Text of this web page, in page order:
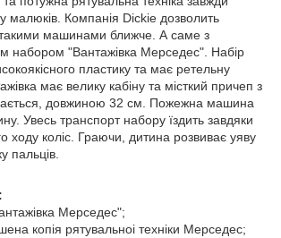
малюків. Компанія Dickie дозволить
машинами ближче. А саме з
набором "Вантажівка Мерседес". Набір
пластику та має ретельну
має велику кабіну та місткий причеп з
довжиною 32 см. Пожежна машина
Увесь транспорт набору їздить завдяки
ходу коліс. Граючи, дитина розвиває уяву
пальців.
Мерседес";
копія рятувальноі техніки Мерседес;